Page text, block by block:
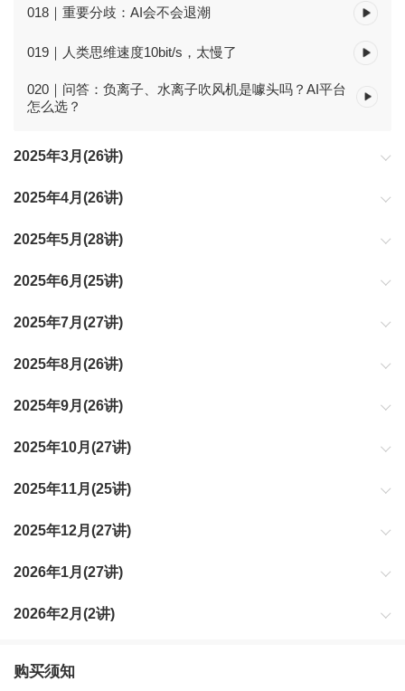
018｜重要分歧：AI会不会退潮
019｜人类思维速度10bit/s，太慢了
020｜问答：负离子、水离子吹风机是噱头吗？AI平台
怎么选？
2025年3月(26讲)
2025年4月(26讲)
2025年5月(28讲)
2025年6月(25讲)
2025年7月(27讲)
2025年8月(26讲)
2025年9月(26讲)
2025年10月(27讲)
2025年11月(25讲)
2025年12月(27讲)
2026年1月(27讲)
2026年2月(2讲)
购买须知